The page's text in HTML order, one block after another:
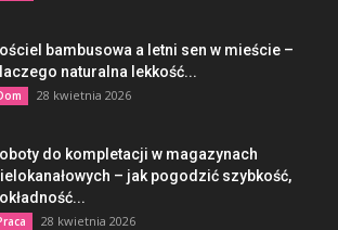
bambusowa a letni sen w mieście –
naturalna lekkość...
28 kwietnia 2026
do kompletacji w magazynach
– jak pogodzić szybkość,
28 kwietnia 2026